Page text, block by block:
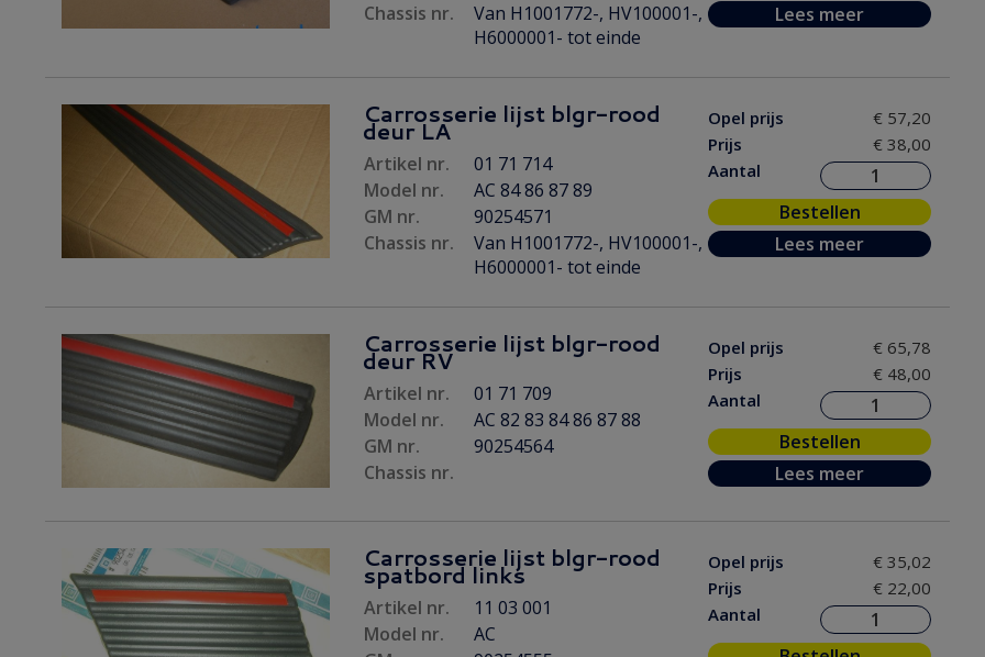
Chassis nr.
Van H1001772-, HV100001-,
H6000001- tot einde
Lees meer
Carrosserie lijst blgr-rood
deur LA
Artikel nr.
01 71 714
Model nr.
AC 84 86 87 89
GM nr.
90254571
Chassis nr.
Van H1001772-, HV100001-,
H6000001- tot einde
Opel prijs
€ 57,20
Prijs
€ 38,00
Aantal
Bestellen
Lees meer
Carrosserie lijst blgr-rood
deur RV
Artikel nr.
01 71 709
Model nr.
AC 82 83 84 86 87 88
GM nr.
90254564
Chassis nr.
Opel prijs
€ 65,78
Prijs
€ 48,00
Aantal
Bestellen
Lees meer
Carrosserie lijst blgr-rood
spatbord links
Artikel nr.
11 03 001
Model nr.
AC
Opel prijs
€ 35,02
Prijs
€ 22,00
Aantal